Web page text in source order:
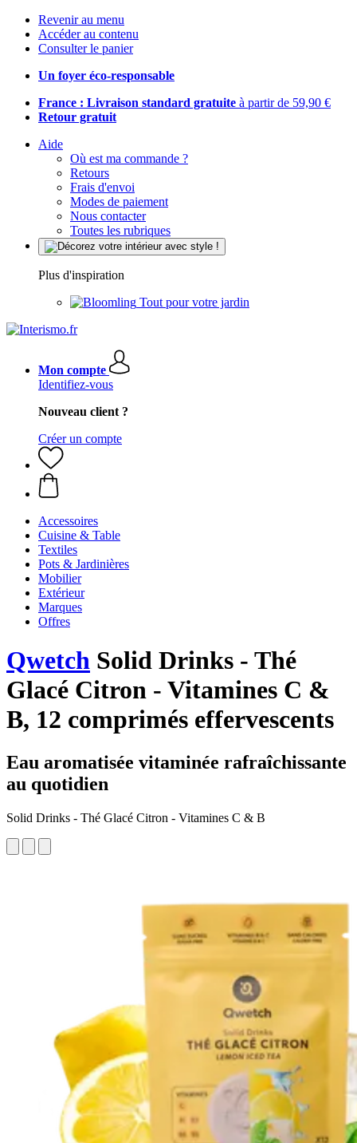
Revenir au menu
Accéder au contenu
Consulter le panier
Un foyer éco-responsable
France : Livraison standard gratuite à partir de 59,90 €
Retour gratuit
Aide
Où est ma commande ?
Retours
Frais d'envoi
Modes de paiement
Nous contacter
Toutes les rubriques
Plus d'inspiration
Tout pour votre jardin
Mon compte
Identifiez-vous
Nouveau client ?
Créer un compte
Accessoires
Cuisine & Table
Textiles
Pots & Jardinières
Mobilier
Extérieur
Marques
Offres
Qwetch Solid Drinks - Thé
Glacé Citron - Vitamines C &
B, 12 comprimés effervescents
Eau aromatisée vitaminée rafraîchissante
au quotidien
Solid Drinks - Thé Glacé Citron - Vitamines C & B